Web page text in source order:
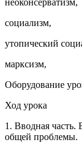
социализм,
утопический
марксизм,
Оборудование
Ход урока
1. Вводная часть.
общей проблемы.